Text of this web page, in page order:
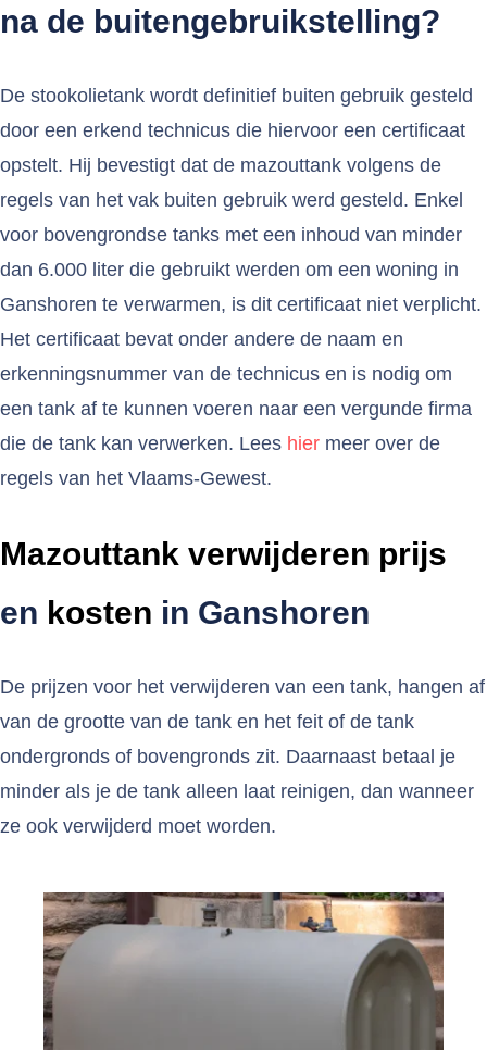
na de buitengebruikstelling?
De stookolietank wordt definitief buiten gebruik gesteld
door een erkend technicus die hiervoor een certificaat
opstelt. Hij bevestigt dat de mazouttank volgens de
regels van het vak buiten gebruik werd gesteld. Enkel
voor bovengrondse tanks met een inhoud van minder
dan 6.000 liter die gebruikt werden om een woning in
Ganshoren te verwarmen, is dit certificaat niet verplicht.
Het certificaat bevat onder andere de naam en
erkenningsnummer van de technicus en is nodig om
een tank af te kunnen voeren naar een vergunde firma
die de tank kan verwerken. Lees hier meer over de
regels van het Vlaams-Gewest.
Mazouttank verwijderen prijs
en kosten in Ganshoren
De prijzen voor het verwijderen van een tank, hangen af
van de grootte van de tank en het feit of de tank
ondergronds of bovengronds zit. Daarnaast betaal je
minder als je de tank alleen laat reinigen, dan wanneer
ze ook verwijderd moet worden.